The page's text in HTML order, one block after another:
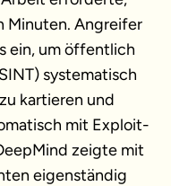
Minuten. Angreifer
ein, um öffentlich
systematisch
kartieren und
mit Exploit-
zeigte mit
eigenständig